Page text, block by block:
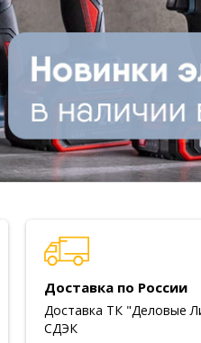
Доставка по России
Доставка ТК "Деловые
СДЭК